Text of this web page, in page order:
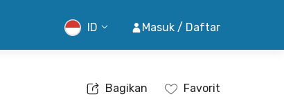
ID Masuk / Daftar
Bagikan Favorit